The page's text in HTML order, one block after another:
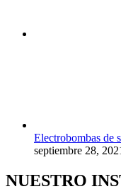
Electrobombas de
septiembre 28,
NUESTRO